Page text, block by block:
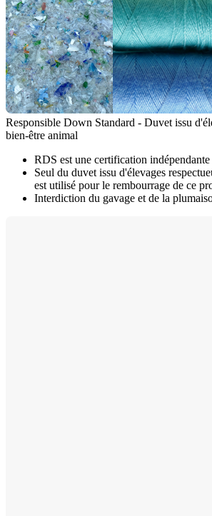
Responsible Down Standard - Duvet issu
bien-être animal
RDS est une certification indépendante
Seul du duvet issu d'élevages
est utilisé pour le rembourrage de ce
Interdiction du gavage et de la